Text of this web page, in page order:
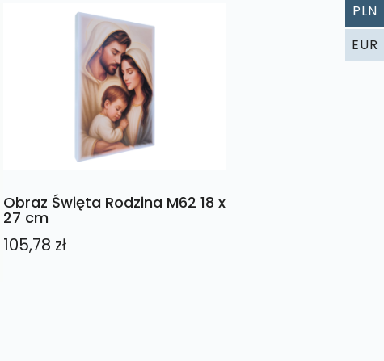
Obraz Święta Rodzina M62 18 x
27 cm
105,78 zł
PLN
EUR